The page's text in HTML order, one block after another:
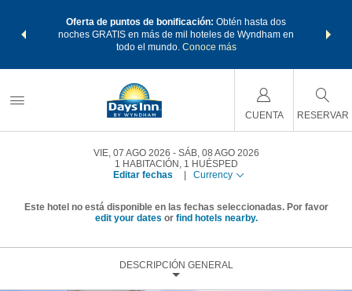
Oferta de puntos de bonificación:Obtén hasta dos
noches GRATIS en más de mil hoteles de Wyndham en
todo el mundo. Conoce más
de viaje
CUENTA RESERVAR
VIE, 07 AGO 2026
SÁB, 08 AGO 2026
1 HABITACIÓN , 1 HUÉSPED
Editar fechas
Currency
Este hotel no está disponible en las fechas seleccionadas. Por favor
edit your dates or find hotels nearby.
DESCRIPCIÓN GENERAL